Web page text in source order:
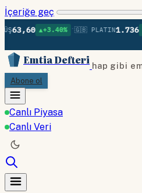
İçeriğe geç
▲+3.40% •🇬🇧 PLATIN1.736 ▲+0.78%
Emtia Defteri hap gibi
Abone ol
Canlı Piyasa
Canlı Veri